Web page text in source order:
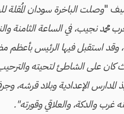
"وصلت الباخرة سودان المُقلة
حرب محمد نجيب، في الساعة الثامنة
وقد استقبل فيها الرئيس بأعظم
كان على الشاطئ لتحيته
المدارس الإعدادية وبلاد
غرب والدكة، والعلاقي وقورته".